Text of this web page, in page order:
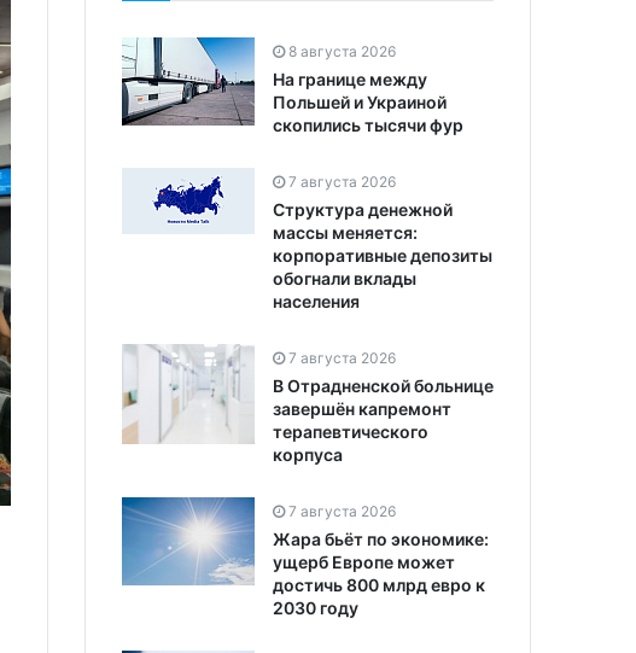
8 августа 2026
На границе между
Польшей и Украиной
скопились тысячи фур
7 августа 2026
Структура денежной
массы меняется:
корпоративные депозиты
обогнали вклады
населения
7 августа 2026
В Отрадненской больнице
завершён капремонт
терапевтического
корпуса
7 августа 2026
Жара бьёт по экономике:
ущерб Европе может
достичь 800 млрд евро к
2030 году